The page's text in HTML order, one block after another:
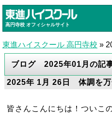
高円寺校 オフィシャルサイト
東進ハイスクール 高円寺校 »
ブログ 2025年01月の記
2025年 1月 26日 体調を万
皆さんこんにちは！ついこ